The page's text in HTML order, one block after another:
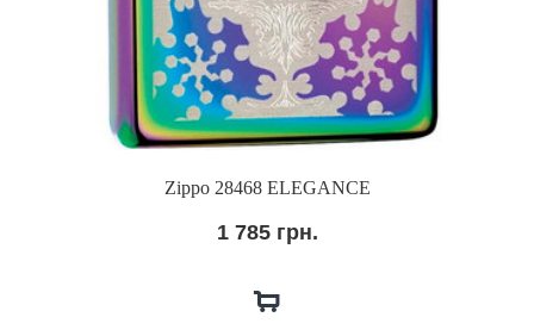
Zippo 28468 ELEGANCE
1 785 грн.